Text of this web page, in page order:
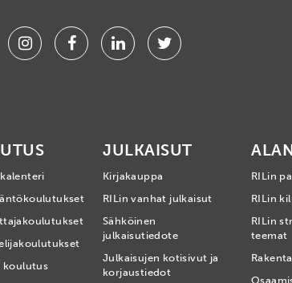
InstagramFacebookLinkedinTwitter
koulutus
JULKAISUT
Kirjakauppa
RILin vanhat julkaisut
Sähköinen
julkaisutiedote
Julkaisujen kotisivut ja
korjaustiedot
RILin
RILin
RILin
teemat